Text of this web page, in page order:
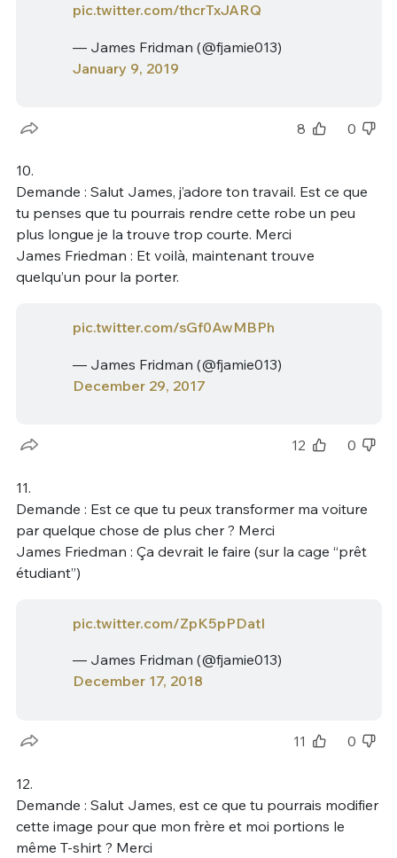
pic.twitter.com/thcrTxJARQ
— James Fridman (@fjamie013)
January 9, 2019
8 0
10.
Demande : Salut James, j’adore ton travail. Est ce que
tu penses que tu pourrais rendre cette robe un peu
plus longue je la trouve trop courte. Merci
James Friedman : Et voilà, maintenant trouve
quelqu’un pour la porter.
pic.twitter.com/sGf0AwMBPh
— James Fridman (@fjamie013)
December 29, 2017
12 0
11.
Demande : Est ce que tu peux transformer ma voiture
par quelque chose de plus cher ? Merci
James Friedman : Ça devrait le faire (sur la cage “prêt
étudiant”)
pic.twitter.com/ZpK5pPDatI
— James Fridman (@fjamie013)
December 17, 2018
11 0
12.
Demande : Salut James, est ce que tu pourrais modifier
cette image pour que mon frère et moi portions le
même T-shirt ? Merci